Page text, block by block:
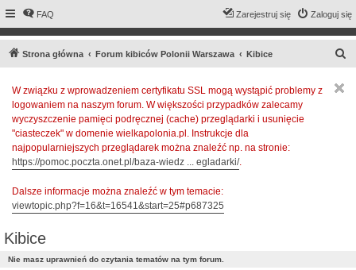
FAQ Zaloguj się
Zarejestruj się
Strona główna Forum kibiców Polonii Warszawa Kibice
W związku z wprowadzeniem certyfikatu SSL mogą wystąpić problemy z
logowaniem na naszym forum. W większości przypadków zalecamy
wyczyszczenie pamięci podręcznej (cache) przeglądarki i usunięcie
"ciasteczek" w domenie wielkapolonia.pl. Instrukcje dla
najpopularniejszych przeglądarek można znaleźć np. na stronie:
https://pomoc.poczta.onet.pl/baza-wiedz ... egladarki/.
Dalsze informacje można znaleźć w tym temacie:
viewtopic.php?f=16&t=16541&start=25#p687325
Kibice
Nie masz uprawnień do czytania tematów na tym forum.